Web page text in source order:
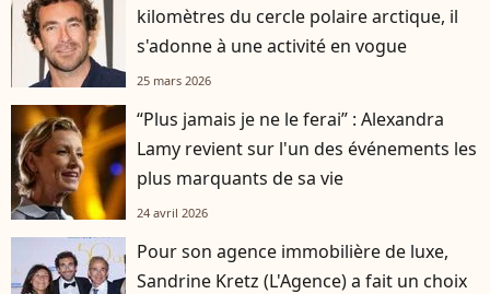
kilomètres du cercle polaire arctique, il
s'adonne à une activité en vogue
25 mars 2026
“Plus jamais je ne le ferai” : Alexandra
Lamy revient sur l'un des événements les
plus marquants de sa vie
24 avril 2026
Pour son agence immobilière de luxe,
Sandrine Kretz (L'Agence) a fait un choix